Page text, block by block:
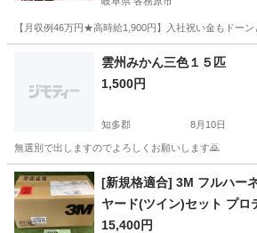
【月収例46万円★高時給1,900円】入社祝い金もドー
その他
雲州みかん三色１５匹
1,500円
知多郡 8月10日
無選別で出しますのでよろしくお願いします🙇
愛知 知多郡 その他
[新規格適合] 3M フルハー
ヤード(ツイン)セット プロ
器具 ITHNFN2Y7ELS
15,400円